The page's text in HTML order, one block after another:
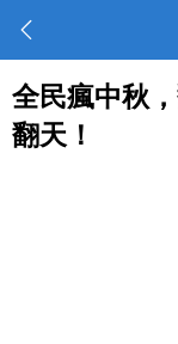
全民瘋中秋
翻天！